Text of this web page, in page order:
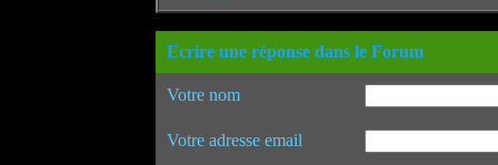
Ecrire une réponse dans le Forum
Votre nom
Votre adresse email